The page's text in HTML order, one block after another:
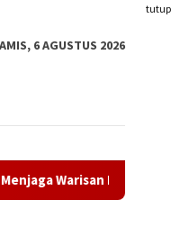
tutup
6 AGUSTUS 2026
dan Meneguhkan